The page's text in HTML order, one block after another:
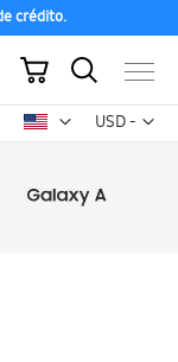
crédito.
USD -
dólar
Mi carrito